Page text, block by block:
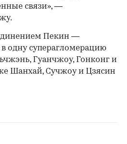
связи», —
Пекин —
одну суперагломерацию
Гуанчжоу, Гонконг и
Шанхай, Сучжоу и Цзясин